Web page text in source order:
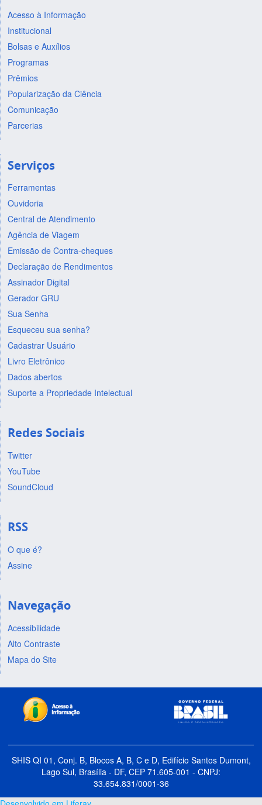
Acesso à Informação
Institucional
Bolsas e Auxílios
Programas
Prêmios
Popularização da Ciência
Comunicação
Parcerias
Serviços
Ferramentas
Ouvidoria
Central de Atendimento
Agência de Viagem
Emissão de Contra-cheques
Declaração de Rendimentos
Assinador Digital
Gerador GRU
Sua Senha
Esqueceu sua senha?
Cadastrar Usuário
Livro Eletrônico
Dados abertos
Suporte a Propriedade Intelectual
Redes Sociais
Twitter
YouTube
SoundCloud
RSS
O que é?
Assine
Navegação
Acessibilidade
Alto Contraste
Mapa do Site
SHIS QI 01, Conj. B, Blocos A, B, C e D, Edifício Santos Dumont,
Lago Sul, Brasília - DF, CEP 71.605-001 - CNPJ:
33.654.831/0001-36